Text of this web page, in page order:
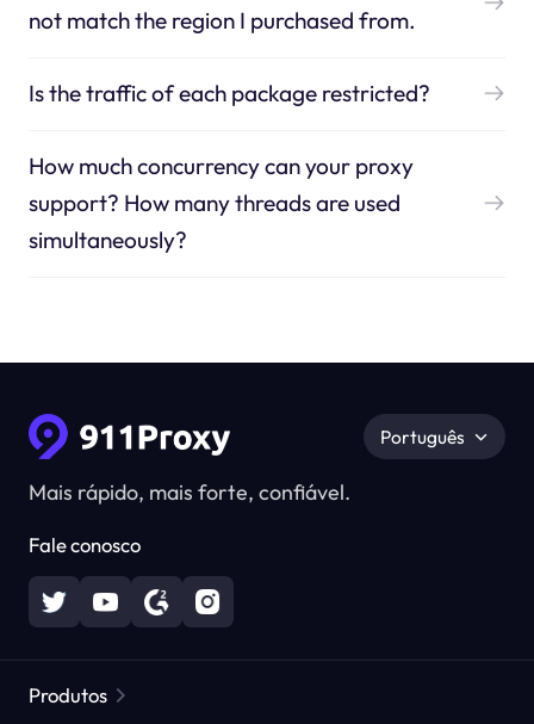
not match the region I purchased from.
Is the traffic of each package restricted?
How much concurrency can your proxy
support? How many threads are used
simultaneously?
Mais rápido, mais forte, confiável.
Fale conosco
Português
Produtos